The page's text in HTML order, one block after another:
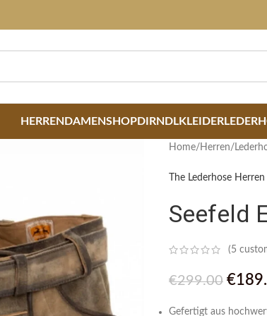
HERREN DAMENSHOPDIRNDLKLEIDER
Home/ Herren/
The Lederhose Herren
Seefeld
(5
€299.00 €
Gefertigt aus